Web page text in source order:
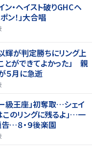
ン・ヘイスト破りGHCヘ
ン！」大合唱
輝が判定勝ちにリング上
とができてよかった」 親
５月に急逝
級王座」初奪取…シェイ
このリングに残るよ」…一
…８・９後楽園